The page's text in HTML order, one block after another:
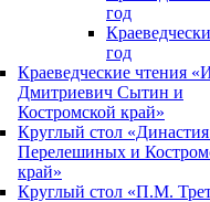
год
год
Краеведческие чтения
Дмитриевич Сытин и
Костромской край»
Круглый стол
Перелешиных и
край»
Круглый стол «П.М.